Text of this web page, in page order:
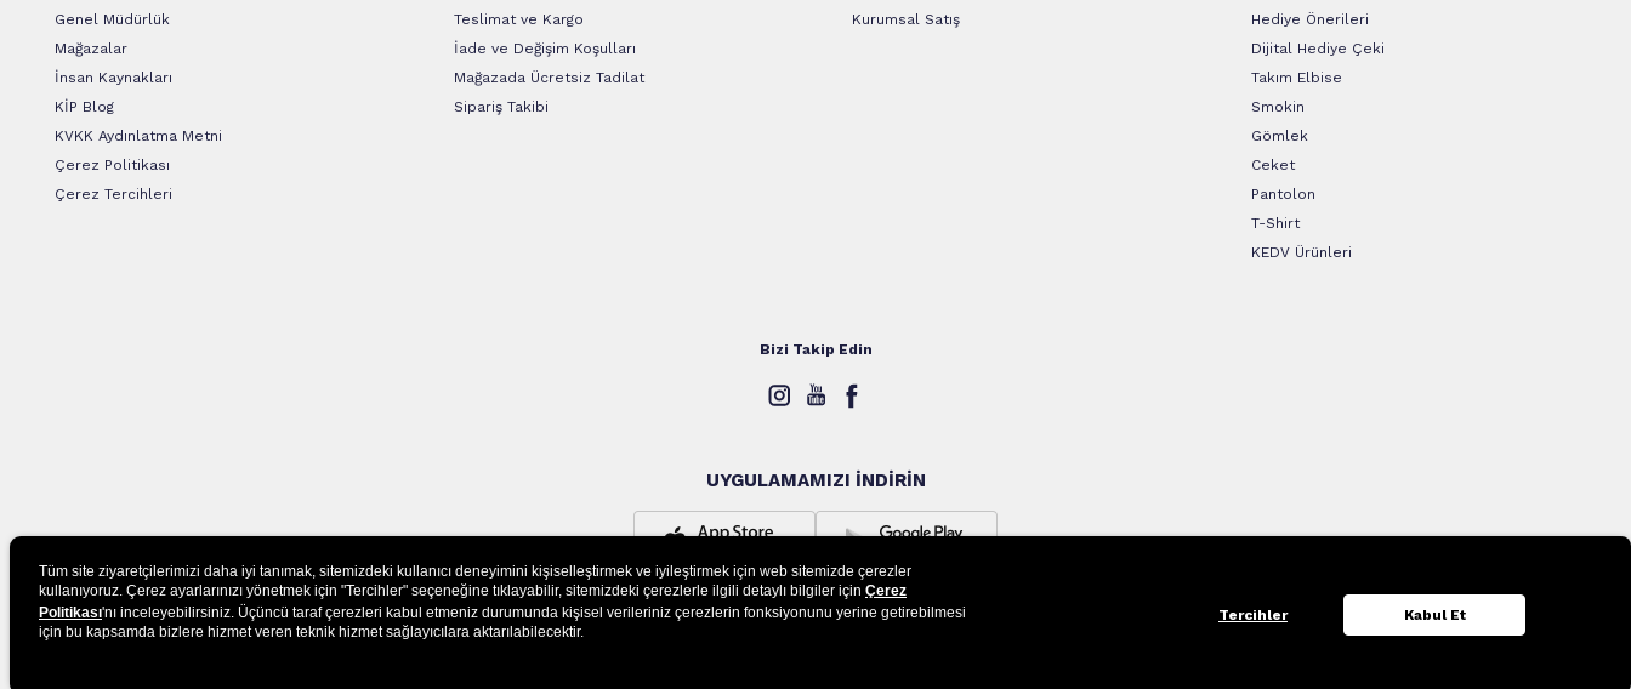
Genel Müdürlük
Mağazalar
İnsan Kaynakları
KİP Blog
KVKK Aydınlatma Metni
Çerez Politikası
Çerez Tercihleri
Teslimat ve Kargo
İade ve Değişim Koşulları
Mağazada Ücretsiz Tadilat
Sipariş Takibi
Kurumsal Satış
Hediye Önerileri
Dijital Hediye Çeki
Takım Elbise
Smokin
Gömlek
Ceket
Pantolon
T-Shirt
KEDV Ürünleri
Bizi Takip Edin
UYGULAMAMIZI İNDİRİN
Tüm site ziyaretçilerimizi daha iyi tanımak, sitemizdeki kullanıcı deneyimini kişiselleştirmek ve iyileştirmek için web sitemizde çerezler
kullanıyoruz. Çerez ayarlarınızı yönetmek için "Tercihler" seçeneğine tıklayabilir, sitemizdeki çerezlerle ilgili detaylı bilgiler için Çerez
Politikası'nı inceleyebilirsiniz. Üçüncü taraf çerezleri kabul etmeniz durumunda kişisel verileriniz çerezlerin fonksiyonunu yerine getirebilmesi
için bu kapsamda bizlere hizmet veren teknik hizmet sağlayıcılara aktarılabilecektir.
Tercihler Kabul Et